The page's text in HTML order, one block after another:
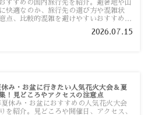
すすめの国内旅行先を紹介。避暑地や山
快適なのか、旅行先の選び方や混雑状
点、比較的混雑を避けやすいおすすめス
2026.07.15
み・お盆に行きたい人気花火大会＆夏
！見どころやアクセスの注意点
休み・お盆におすすめの人気花火大会
を紹介。見どころや開催日、アクセス、